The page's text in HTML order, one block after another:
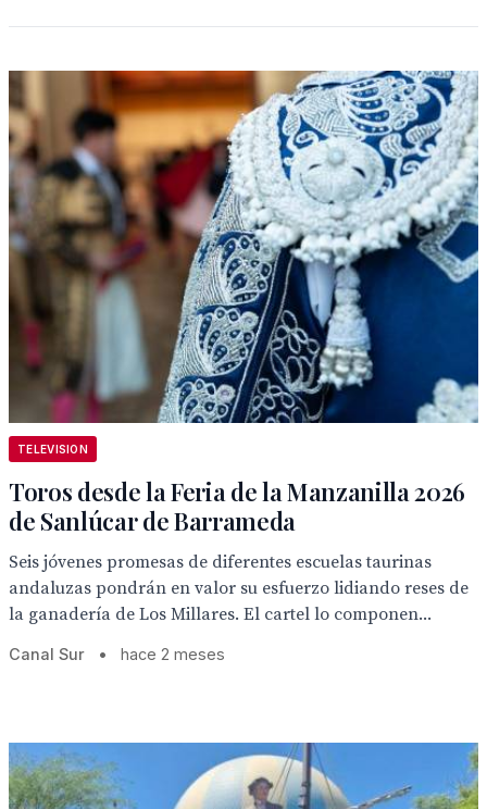
TELEVISION
Toros desde la Feria de la Manzanilla 2026
de Sanlúcar de Barrameda
Seis jóvenes promesas de diferentes escuelas taurinas
andaluzas pondrán en valor su esfuerzo lidiando reses de
la ganadería de Los Millares. El cartel lo componen...
Canal Sur • hace 2 meses